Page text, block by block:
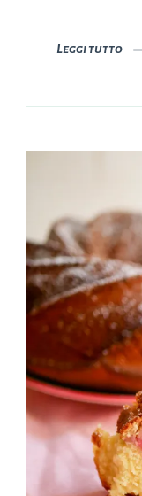
Leggi tutto